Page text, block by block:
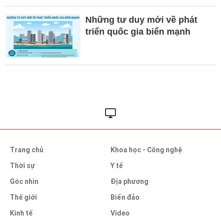
Những tư duy mới về phát
triển quốc gia biển mạnh
Trang chủ
Thời sự
Góc nhìn
Thế giới
Kinh tế
Khoa học - Công nghệ
Y tế
Địa phương
Biển đảo
Video